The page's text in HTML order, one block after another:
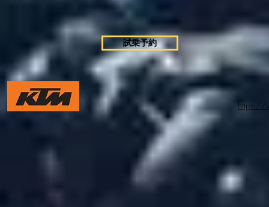
試乗予約
https://